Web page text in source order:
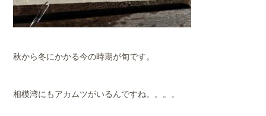
秋から冬にかかる今の時期が旬です。
相模湾にもアカムツがいるんですね。。。。